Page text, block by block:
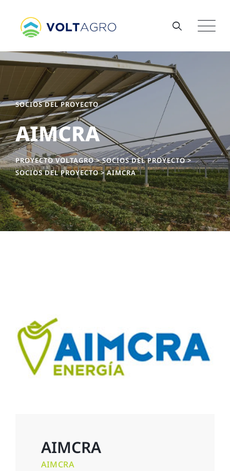
SOCIOS DEL PROYECTO
AIMCRA
PROYECTO VOLTAGRO>SOCIOS DEL PROYECTO>
SOCIOS DEL PROYECTO>AIMCRA
AIMCRA
AIMCRA